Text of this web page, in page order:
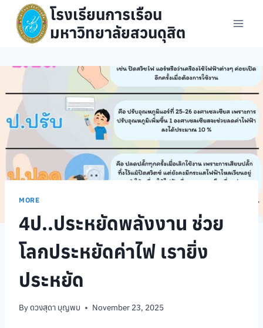
content
โรงเรียนการเรือน
มหาวิทยาลัยสวนดุสิต
MORE
4ป..ประหยัดพลังงาน ช่วย
โลกประหยัดค่าไฟ เรายิ่ง
ประหยัด
Byดวงสุดา บุญพบ November 23, 2025